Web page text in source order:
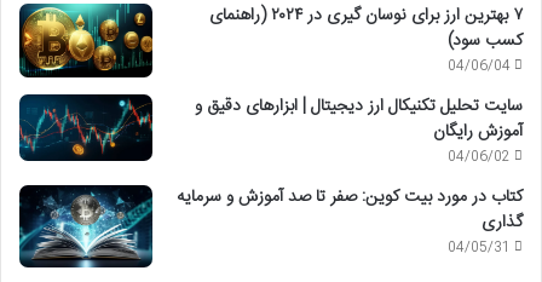
۷ بهترین ارز برای نوسان گیری در ۲۰۲۴ (راهنمای
کسب سود)
04/06/04
سایت تحلیل تکنیکال ارز دیجیتال | ابزارهای دقیق و
آموزش رایگان
04/06/02
کتاب در مورد بیت کوین: صفر تا صد آموزش و سرمایه
گذاری
04/05/31